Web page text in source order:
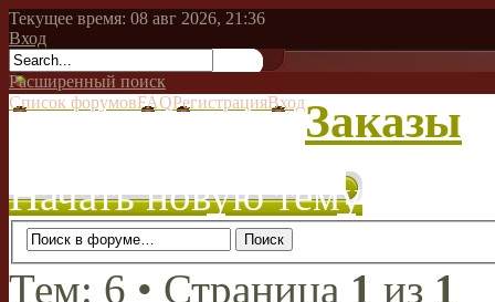
Текущее время: 08 авг 2026, 21:36
Вход
Расширенный поиск
Список форумовFAQРегистрацияВходЗаказы
Начать новую тему
Тем: 6 • Страница 1 из 1